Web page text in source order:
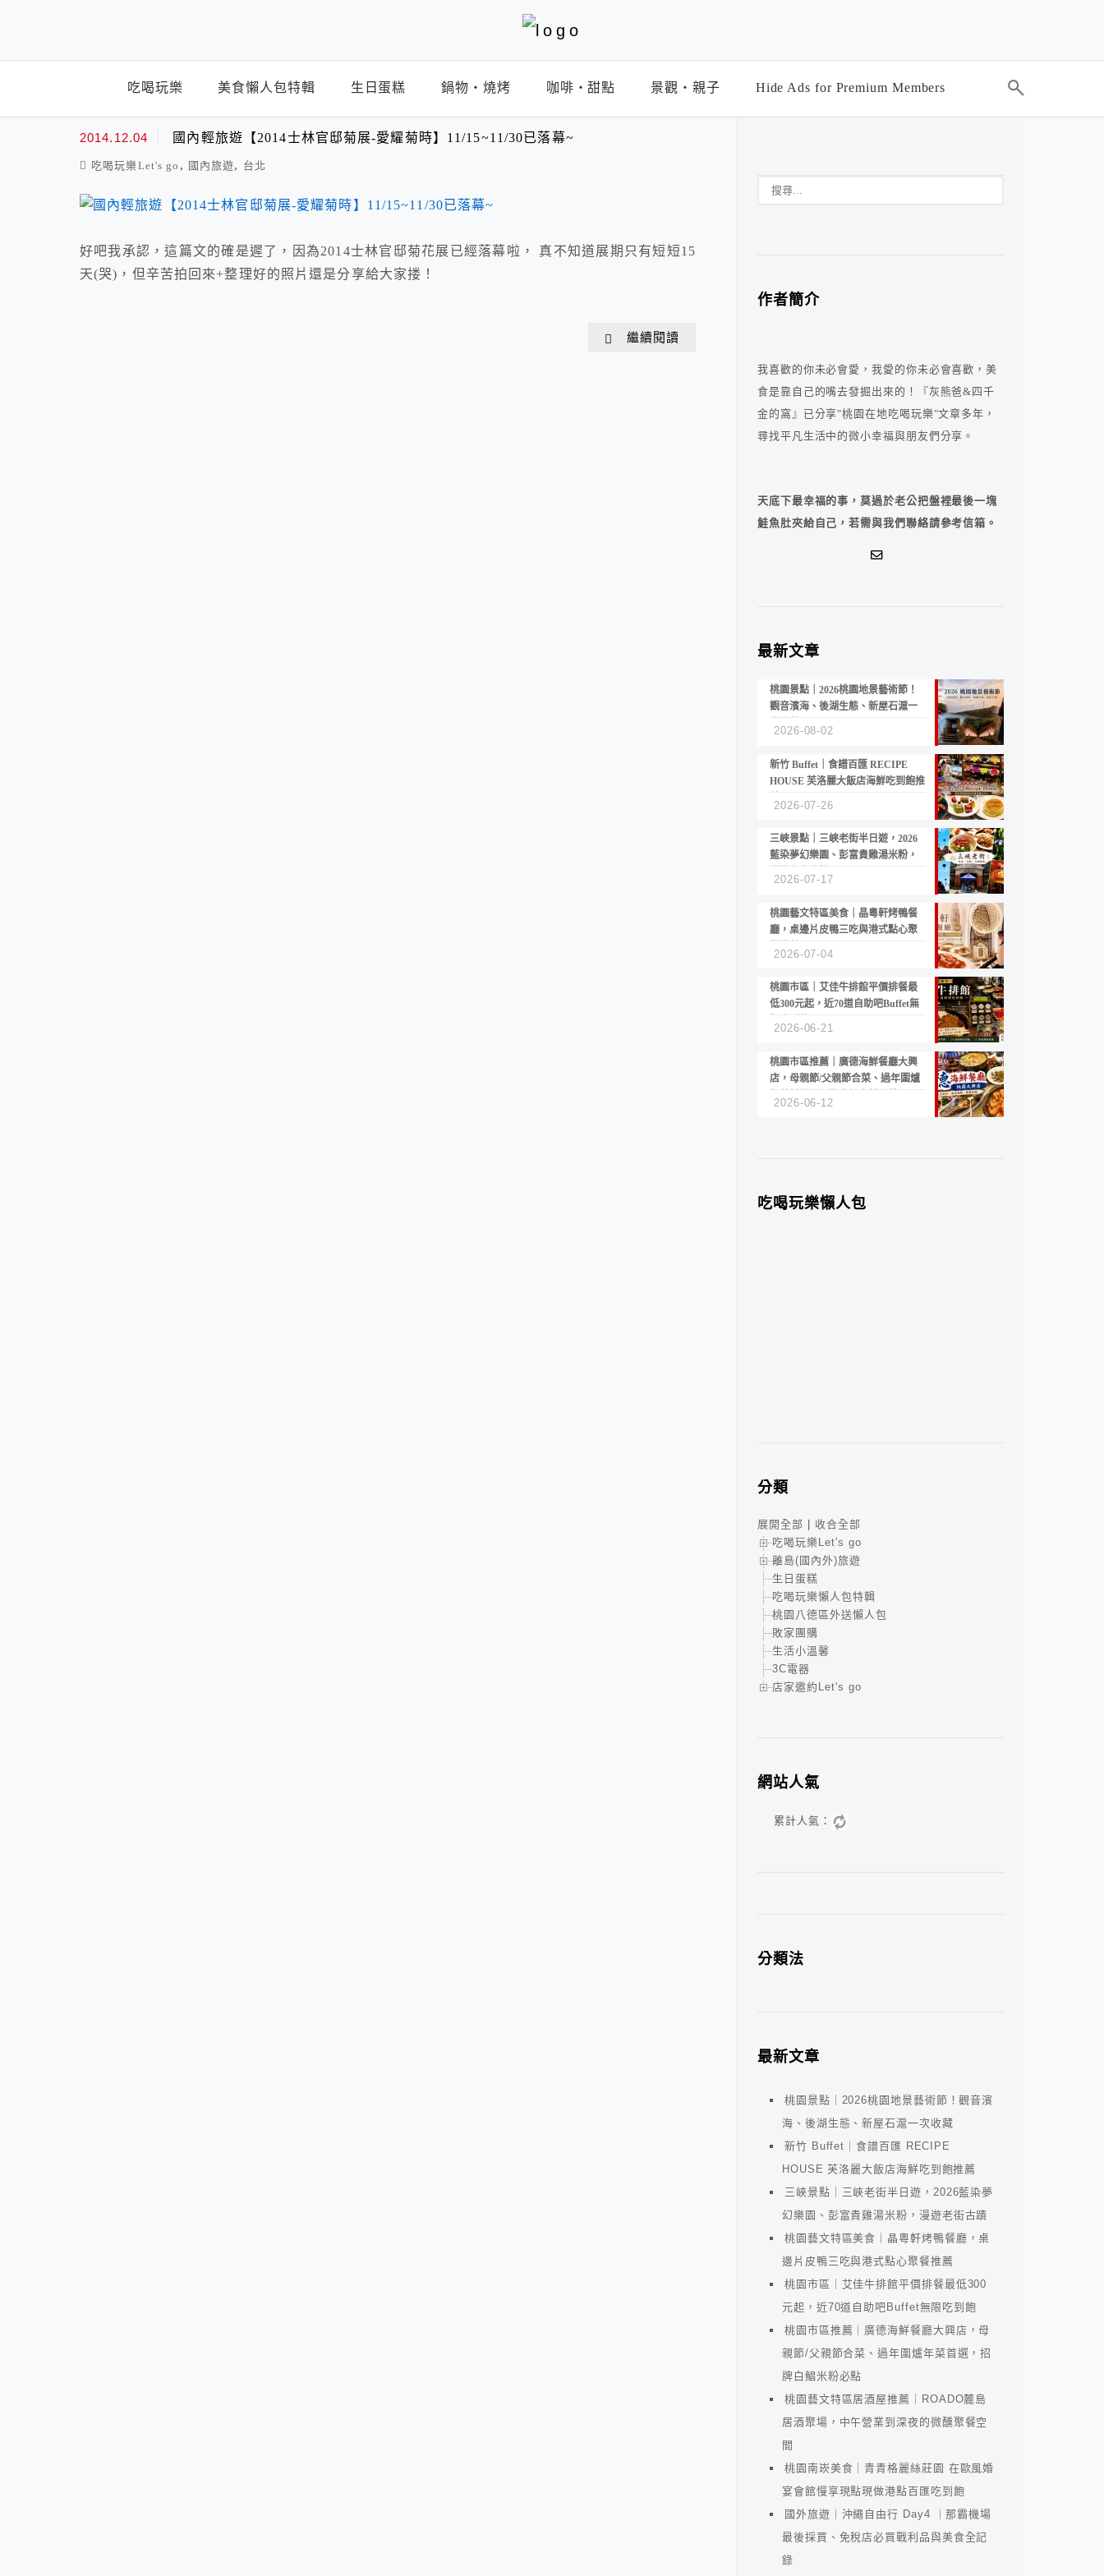
吃喝玩樂 美食懶人包特輯 生日蛋糕 鍋物‧燒烤 咖啡‧甜點 景觀‧親子 Hide Ads for Premium Members
2014士林官邸菊展
2014.12.04 國內輕旅遊【2014士林官邸菊展-愛耀菊時】11/15~11/30已落幕~
吃喝玩樂Let's go , 國內旅遊, 台北
好吧我承認，這篇文的確是遲了，因為2014士林官邸菊花展已經落幕啦， 真不知道展期只有短短15
天(哭)，但辛苦拍回來+整理好的照片還是分享給大家搂！
繼續閱讀
作者簡介
我喜歡的你未必會愛，我愛的你未必會喜歡，美
食是靠自己的嘴去發掘出來的！『灰熊爸&四千
金的窩』已分享"桃園在地吃喝玩樂"文章多年，
尋找平凡生活中的微小幸福與朋友們分享。
天底下最幸福的事，莫過於老公把盤裡最後一塊
鮭魚肚夾給自己，若需與我們聯絡請參考信箱。
最新文章
桃園景點｜2026桃園地景藝術節！
觀音濱海、後湖生態、新屋石滬一
2026-08-02
新竹 Buffet｜食譜百匯 RECIPE
HOUSE 芙洛麗大飯店海鮮吃到飽推
2026-07-26
三峽景點｜三峽老街半日遊，2026
藍染夢幻樂園、彭富貴雞湯米粉，
2026-07-17
桃園藝文特區美食｜晶粵軒烤鴨餐
廳，桌邊片皮鴨三吃與港式點心聚
2026-07-04
桃園市區｜艾佳牛排館平價排餐最
低300元起，近70道自助吧Buffet無
2026-06-21
桃園市區推薦｜廣德海鮮餐廳大興
店，母親節/父親節合菜、過年圍爐
2026-06-12
吃喝玩樂懶人包
分類
展開全部
收合全部
吃喝玩樂Let's go
離島(國內外)旅遊
生日蛋糕
吃喝玩樂懶人包特輯
桃園八德區外送懶人包
敗家團購
生活小溫馨
3C電器
店家邀約Let's go
網站人氣
累計人氣：
分類法
最新文章
桃園景點｜2026桃園地景藝術節！觀音濱
海、後湖生態、新屋石滬一次收藏
新竹 Buffet｜食譜百匯 RECIPE
HOUSE 芙洛麗大飯店海鮮吃到飽推薦
三峽景點｜三峽老街半日遊，2026藍染夢
幻樂園、彭富貴雞湯米粉，漫遊老街古蹟
桃園藝文特區美食｜晶粵軒烤鴨餐廳，桌
邊片皮鴨三吃與港式點心聚餐推薦
桃園市區｜艾佳牛排館平價排餐最低300
元起，近70道自助吧Buffet無限吃到飽
桃園市區推薦｜廣德海鮮餐廳大興店，母
親節/父親節合菜、過年圍爐年菜首選，招
牌白鯧米粉必點
桃園藝文特區居酒屋推薦｜ROADO麓島
居酒聚場，中午營業到深夜的微醺聚餐空
間
桃園南崁美食｜青青格麗絲莊園 在歐風婚
宴會館慢享現點現做港點百匯吃到飽
國外旅遊｜沖繩自由行 Day4 ｜那霸機場
最後採買、免稅店必買戰利品與美食全記
錄